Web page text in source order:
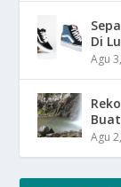
Di
Agu
Agu